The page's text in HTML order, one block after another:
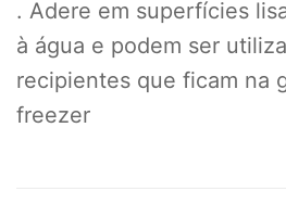
. Adere em superfícies
à água e podem ser
recipientes que ficam na
freezer